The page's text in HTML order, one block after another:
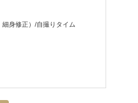
身修正）/自撮りタイム